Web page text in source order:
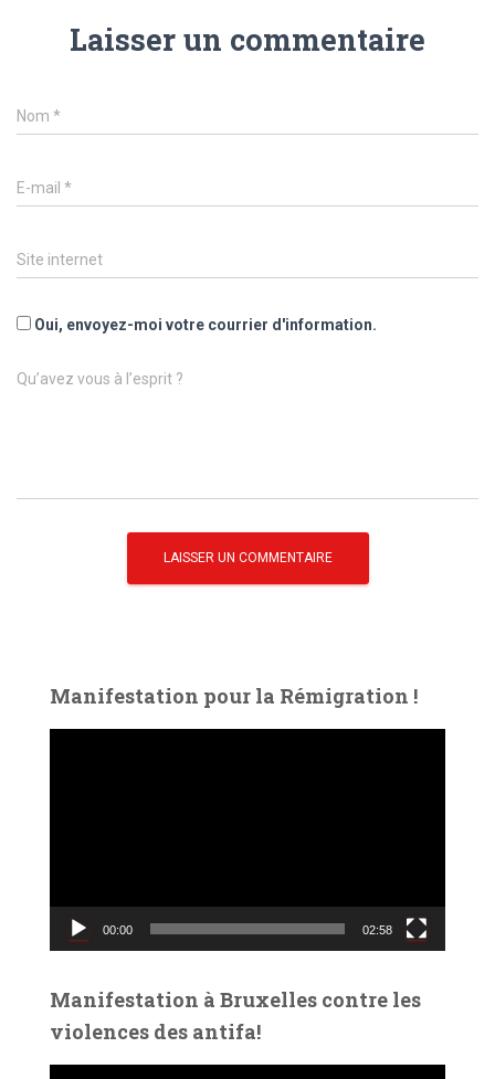
Laisser un commentaire
Nom *
E-mail *
Site internet
Oui, envoyez-moi votre courrier d'information.
Qu’avez vous à l’esprit ?
Manifestation pour la Rémigration !
v
o
00:00 02:58
Manifestation à Bruxelles contre les
violences des antifa!